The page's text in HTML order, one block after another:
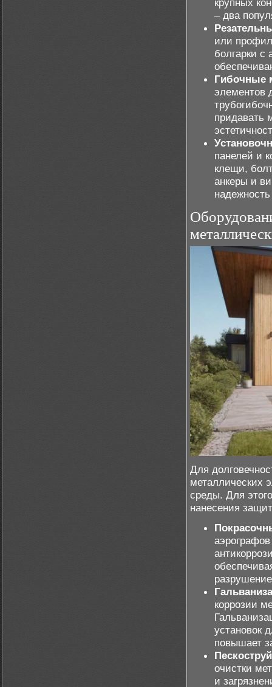
крупных
– два
или
болгарки
Гибочные
элементов
придавать
панелей и
клещи,
анкеры и
Для
металлических
среды. Для
нанесения
коррозии
установок
повышает
очистки
и